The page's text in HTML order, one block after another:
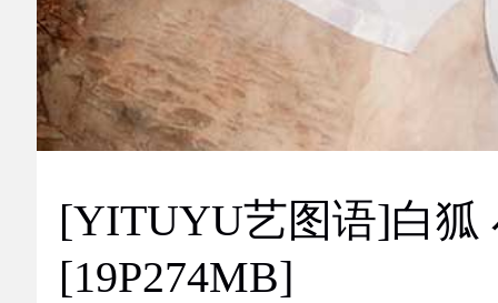
[YITUYU艺图语]白狐
[19P274MB]